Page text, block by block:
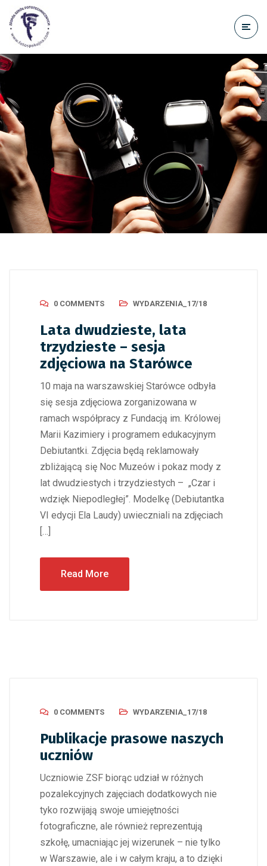
treści
0 COMMENTS WYDARZENIA_17/18
Lata dwudzieste, lata
trzydzieste – sesja
zdjęciowa na Starówce
10 maja na warszawskiej Starówce odbyła
się sesja zdjęciowa zorganizowana w
ramach współpracy z Fundacją im. Królowej
Marii Kazimiery i programem edukacyjnym
Debiutantki. Zdjęcia będą reklamowały
zbliżającą się Noc Muzeów i pokaz mody z
lat dwudziestych i trzydziestych – „Czar i
wdzięk Niepodległej”. Modelkę (Debiutantka
VI edycji Ela Laudy) uwieczniali na zdjęciach
[…]
Read More
0 COMMENTS WYDARZENIA_17/18
Publikacje prasowe naszych
uczniów
Uczniowie ZSF biorąc udział w różnych
pozalekcyjnych zajęciach dodatkowych nie
tyko rozwijają swoje umiejętności
fotograficzne, ale również reprezentują
szkołę, umacniając jej wizerunek – nie tylko
w Warszawie, ale i w całym kraju, a to dzięki